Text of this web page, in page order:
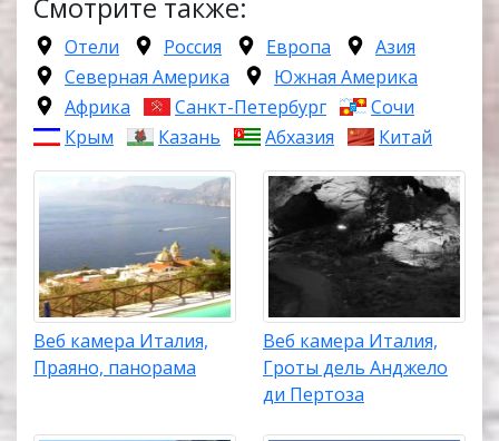
Смотрите также:
Отели Россия Европа
Азия
Северная Америка
Южная Америка
Африка
Санкт-Петербург
Сочи
Крым
Казань Абхазия Китай
Веб камера Италия,
Праяно, панорама
Веб камера Италия,
Гроты дель Анджело
ди Пертоза